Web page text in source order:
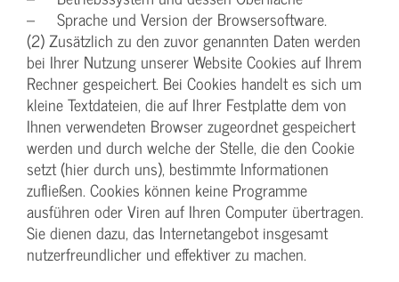
– Sprache und Version der Browsersoftware.
(2) Zusätzlich zu den zuvor genannten Daten werden
bei Ihrer Nutzung unserer Website Cookies auf Ihrem
Rechner gespeichert. Bei Cookies handelt es sich um
kleine Textdateien, die auf Ihrer Festplatte dem von
Ihnen verwendeten Browser zugeordnet gespeichert
werden und durch welche der Stelle, die den Cookie
setzt (hier durch uns), bestimmte Informationen
zufließen. Cookies können keine Programme
ausführen oder Viren auf Ihren Computer übertragen.
Sie dienen dazu, das Internetangebot insgesamt
nutzerfreundlicher und effektiver zu machen.